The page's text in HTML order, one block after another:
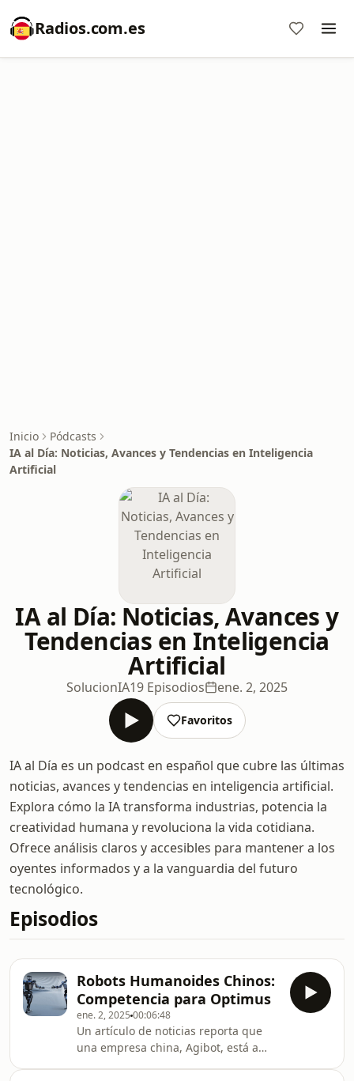
Radios.com.es
Inicio
Pódcasts
IA al Día: Noticias, Avances y Tendencias en Inteligencia
Artificial
IA al Día: Noticias, Avances y
Tendencias en Inteligencia
Artificial
SolucionIA19 Episodios ene. 2, 2025
Favoritos
IA al Día es un podcast en español que cubre las últimas
noticias, avances y tendencias en inteligencia artificial.
Explora cómo la IA transforma industrias, potencia la
creatividad humana y revoluciona la vida cotidiana.
Ofrece análisis claros y accesibles para mantener a los
oyentes informados y a la vanguardia del futuro
tecnológico.
Episodios
Robots Humanoides Chinos:
Competencia para Optimus
ene. 2, 2025 00:06:48
Un artículo de noticias reporta que
una empresa china, Agibot, está a